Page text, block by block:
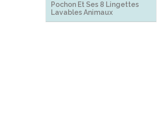
Pochon Et Ses 8 Lingettes
Lavables Animaux